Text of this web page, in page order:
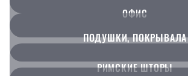
ОФИС
ПОДУШКИ, ПОКРЫВАЛА
РИМСКИЕ ШТОРЫ